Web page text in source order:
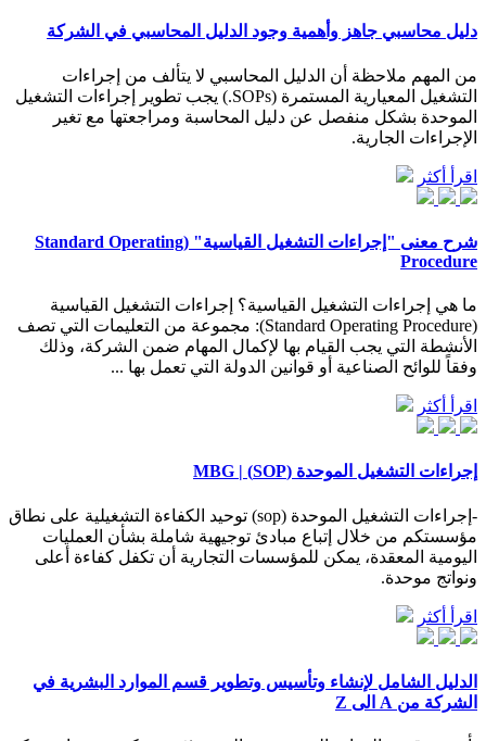
دليل محاسبي جاهز وأهمية وجود الدليل المحاسبي في الشركة
من المهم ملاحظة أن الدليل المحاسبي لا يتألف من إجراءات
التشغيل المعيارية المستمرة (SOPs.) يجب تطوير إجراءات التشغيل
الموحدة بشكل منفصل عن دليل المحاسبة ومراجعتها مع تغير
الإجراءات الجارية.
اقرأ أكثر
شرح معنى "إجراءات التشغيل القياسية" (Standard Operating
Procedure
ما هي إجراءات التشغيل القياسية؟ إجراءات التشغيل القياسية
(Standard Operating Procedure): مجموعة من التعليمات التي تصف
الأنشطة التي يجب القيام بها لإكمال المهام ضمن الشركة، وذلك
وفقاً للوائح الصناعية أو قوانين الدولة التي تعمل بها ...
اقرأ أكثر
إجراءات التشغيل الموحدة (SOP) | MBG
-إجراءات التشغيل الموحدة (sop) توحيد الكفاءة التشغيلية على نطاق
مؤسستكم من خلال إتباع مبادئ توجيهية شاملة بشأن العمليات
اليومية المعقدة، يمكن للمؤسسات التجارية أن تكفل كفاءة أعلى
ونواتج موحدة.
اقرأ أكثر
الدليل الشامل لإنشاء وتأسيس وتطوير قسم الموارد البشرية في
الشركة من A الى Z